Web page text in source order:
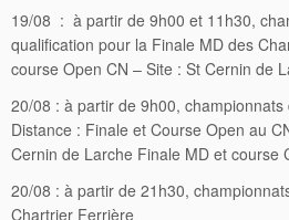
19/08 : à partir de 9h00 et 11h30,
qualification pour la Finale MD des
course Open CN – Site : St Cernin de
20/08 : à partir de 9h00,
Distance : Finale et Course Open au
Cernin de Larche Finale MD et course
20/08 : à partir de 21h30,
Chartrier Ferrière